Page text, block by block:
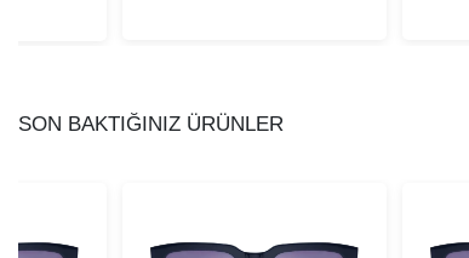
SON BAKTIĞINIZ ÜRÜNLER